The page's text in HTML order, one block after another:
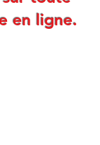
en ligne.